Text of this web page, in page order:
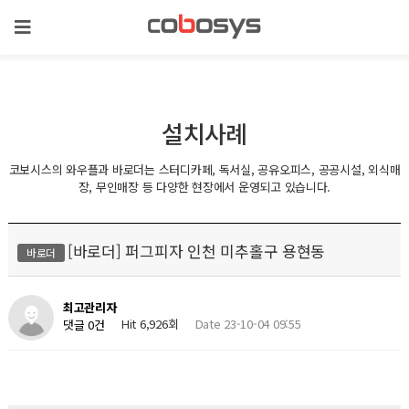
설치사례
코보시스의 와우플과 바로더는 스터디카페, 독서실, 공유오피스, 공공시설, 외식매
장, 무인매장 등 다양한 현장에서 운영되고 있습니다.
바로더 [바로더] 퍼그피자 인천 미추홀구 용현동
최고관리자
댓글 0건
Hit 6,926회 Date 23-10-04 09:55